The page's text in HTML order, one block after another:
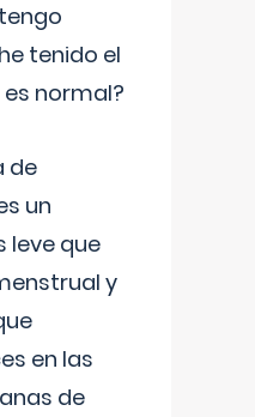
tenido el
normal?
de
un
leve que
y
en las
de